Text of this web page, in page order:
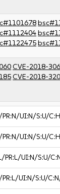
CVE-2018-
CVE-2018-
PR:N/UI:N/S:U/
PR:N/UI:N/S:U/
PR:L/UI:N/S:U/
UI:N/S:U/